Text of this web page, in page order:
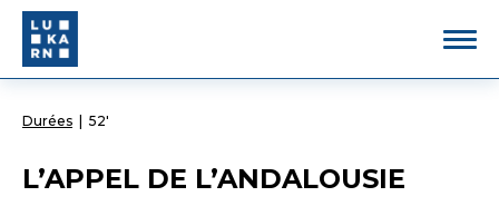
Durées 52'
L’APPEL DE L’ANDALOUSIE